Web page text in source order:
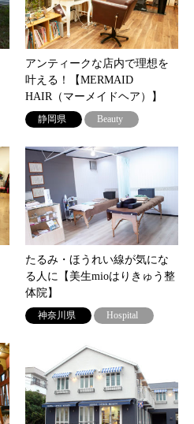
アンティークな店内で理想を
叶える！【MERMAID
HAIR（マーメイドヘア）】
静岡県 Beauty
たるみ・ほうれい線が気にな
る人に【美生mioはりきゅう整
体院】
神奈川県 Hospital